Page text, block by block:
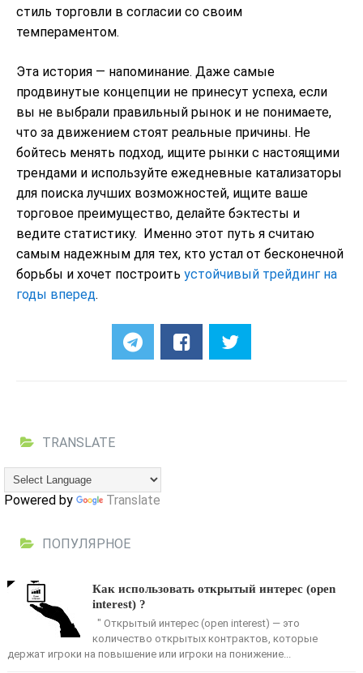
стиль торговли в согласии со своим
темпераментом.
Эта история — напоминание. Даже самые
продвинутые концепции не принесут успеха, если
вы не выбрали правильный рынок и не понимаете,
что за движением стоят реальные причины. Не
бойтесь менять подход, ищите рынки с настоящими
трендами и используйте ежедневные катализаторы
для поиска лучших возможностей, ищите ваше
торговое преимущество, делайте бэктесты и
ведите статистику. Именно этот путь я считаю
самым надежным для тех, кто устал от бесконечной
борьбы и хочет построить устойчивый трейдинг на
годы вперед.
TRANSLATE
Powered by Translate
ПОПУЛЯРНОЕ
Как использовать открытый интерес (open
interest) ?
" Открытый интерес (open interest) — это
количество открытых контрактов, кото­рые
держат игроки на повышение или игроки на понижение...